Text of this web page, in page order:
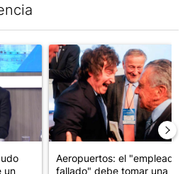
con el título "El Banco Central no
un
Un artículo de tendencia con
Aeropuertos: el "empleado
fallado" debe tomar una